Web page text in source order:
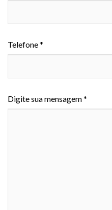
Telefone *
Digite sua mensagem *